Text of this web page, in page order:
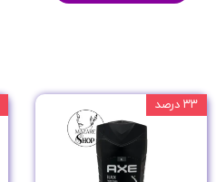
۳۳ درصد